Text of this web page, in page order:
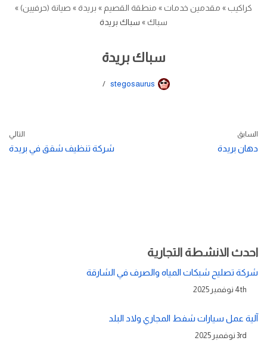
كراكيب» مقدمين خدمات» منطقة القصيم » بريدة» صيانة (حرفيين)»
سباك» سباك بريدة
سباك بريدة
stegosaurus
السابق
دهان بريدة
التالي
شركة تنظيف شقق في بريدة
احدث الانشطة التجارية
شركة تصليح شبكات المياه والصرف في الشارقة
4th نوفمبر 2025
آلية عمل سيارات شفط المجاري ولاد البلد
3rd نوفمبر 2025